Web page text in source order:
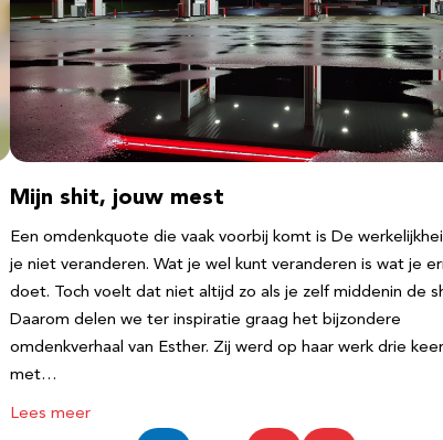
Mijn shit, jouw mest
Een omdenkquote die vaak voorbij komt is De
je niet veranderen. Wat je wel kunt veranderen is wat je
doet. Toch voelt dat niet altijd zo als je zelf middenin de
Daarom delen we ter inspiratie graag het bijzondere
omdenkverhaal van Esther. Zij werd op haar werk drie keer
met…
Lees meer